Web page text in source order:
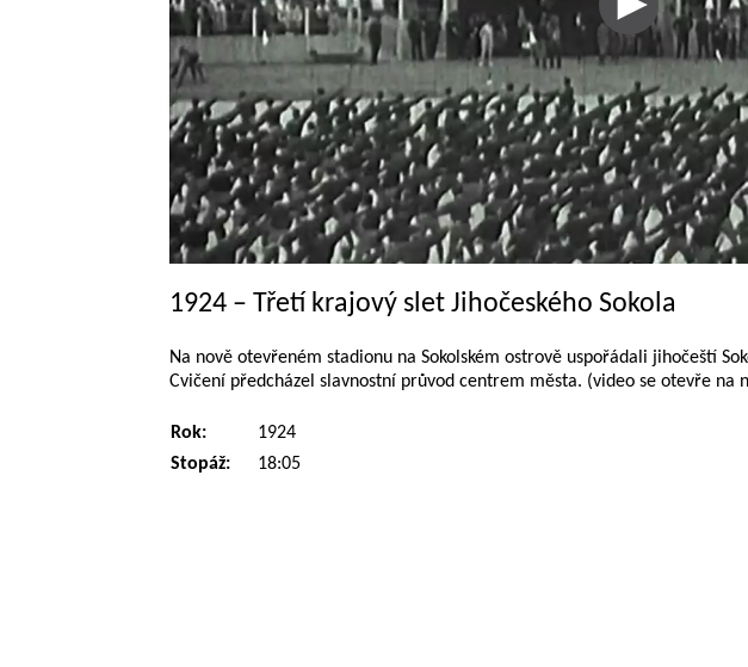
1924 – Třetí krajový slet Jihočeského Sokola
Na nově otevřeném stadionu na Sokolském ostrově uspořádali jihočeští
Cvičení předcházel slavnostní průvod centrem města. (video se otevře na
Rok:
1924
Stopáž:
18:05